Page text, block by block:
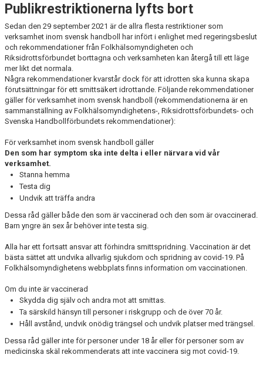
Publikrestriktionerna lyfts bort
Sedan den 29 september 2021 är de allra flesta restriktioner som
verksamhet inom svensk handboll har infört i enlighet med regeringsbeslut
och rekommendationer från Folkhälsomyndigheten och
Riksidrottsförbundet borttagna och verksamheten kan återgå till ett läge
mer likt det normala.
Några rekommendationer kvarstår dock för att idrotten ska kunna skapa
förutsättningar för ett smittsäkert idrottande. Följande rekommendationer
gäller för verksamhet inom svensk handboll (rekommendationerna är en
sammanställning av Folkhälsomyndighetens-, Riksidrottsförbundets- och
Svenska Handbollförbundets rekommendationer):
För verksamhet inom svensk handboll gäller
Den som har symptom ska inte delta i eller närvara vid vår
verksamhet.
Stanna hemma
Testa dig
Undvik att träffa andra
Dessa råd gäller både den som är vaccinerad och den som är ovaccinerad.
Barn yngre än sex år behöver inte testa sig.
Alla har ett fortsatt ansvar att förhindra smittspridning. Vaccination är det
bästa sättet att undvika allvarlig sjukdom och spridning av covid-19. På
Folkhälsomyndighetens webbplats finns information om vaccinationen.
Om du inte är vaccinerad
Skydda dig själv och andra mot att smittas.
Ta särskild hänsyn till personer i riskgrupp och de över 70 år.
Håll avstånd, undvik onödig trängsel och undvik platser med trängsel.
Dessa råd gäller inte för personer under 18 år eller för personer som av
medicinska skäl rekommenderats att inte vaccinera sig mot covid-19.